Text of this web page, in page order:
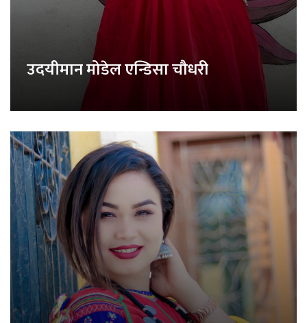
उदयीमान मोडेल एन्डिसा चौधरी